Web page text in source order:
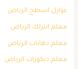
عوازل اسطح الرياض
معلم انترلك الرياض
معلم دهانات الرياض
معلم ديكورات الرياض